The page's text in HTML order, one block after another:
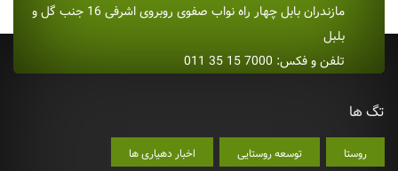
مازندران بابل چهار راه نواب صفوی روبروی اشرفی 16 جنب گل و
بلبل
تلفن و فکس: 7000 15 35 011
تگ ها
روستا توسعه روستایی اخبار دهیاری ها